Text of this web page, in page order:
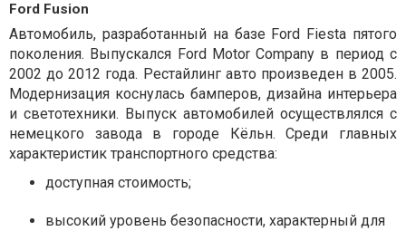
Ford Fusion
Автомобиль, разработанный на базе Ford Fiesta пятого
поколения. Выпускался Ford Motor Company в период с
2002 до 2012 года. Рестайлинг авто произведен в 2005.
Модернизация коснулась бамперов, дизайна интерьера
и светотехники. Выпуск автомобилей осуществлялся с
немецкого завода в городе Кёльн. Среди главных
характеристик транспортного средства:
доступная стоимость;
высокий уровень безопасности, характерный для